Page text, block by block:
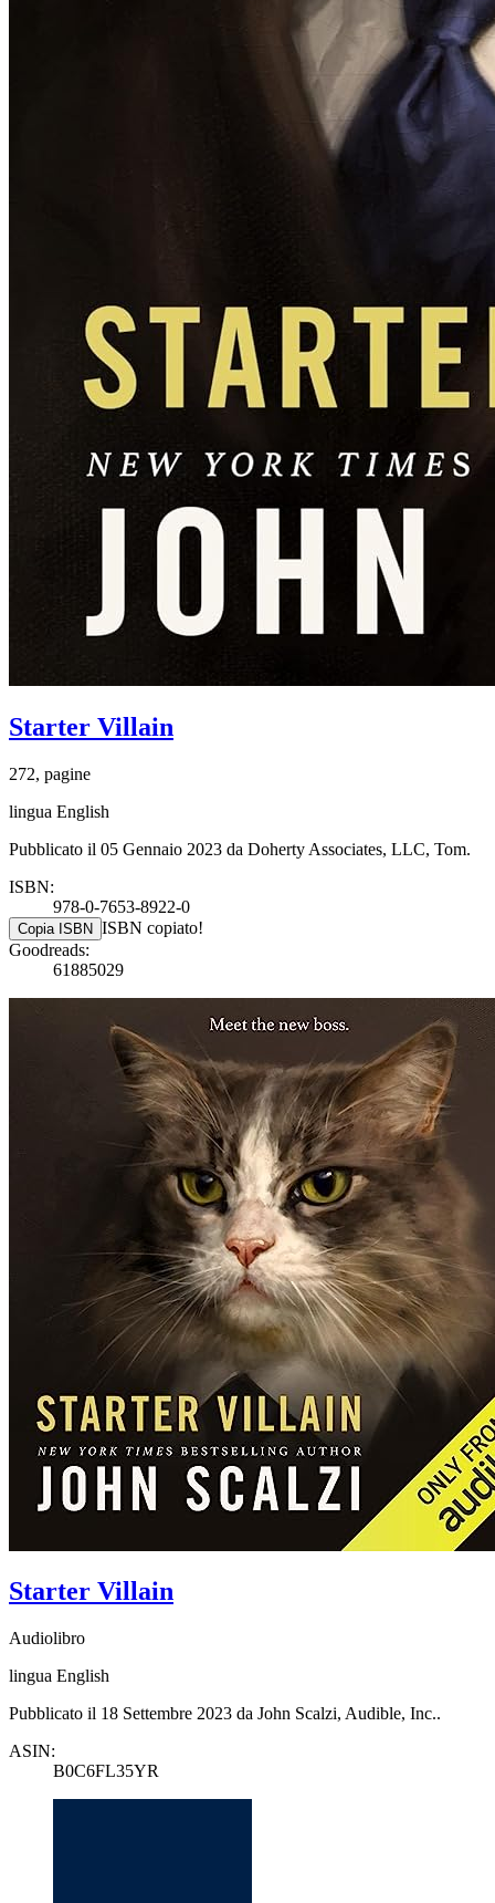
Starter Villain
272, pagine
lingua English
Pubblicato il 05 Gennaio 2023 da Doherty Associates, LLC, Tom.
ISBN:
978-0-7653-8922-0
Copia ISBN ISBN copiato!
Goodreads:
61885029
Starter Villain
Audiolibro
lingua English
Pubblicato il 18 Settembre 2023 da John Scalzi, Audible, Inc..
ASIN:
B0C6FL35YR